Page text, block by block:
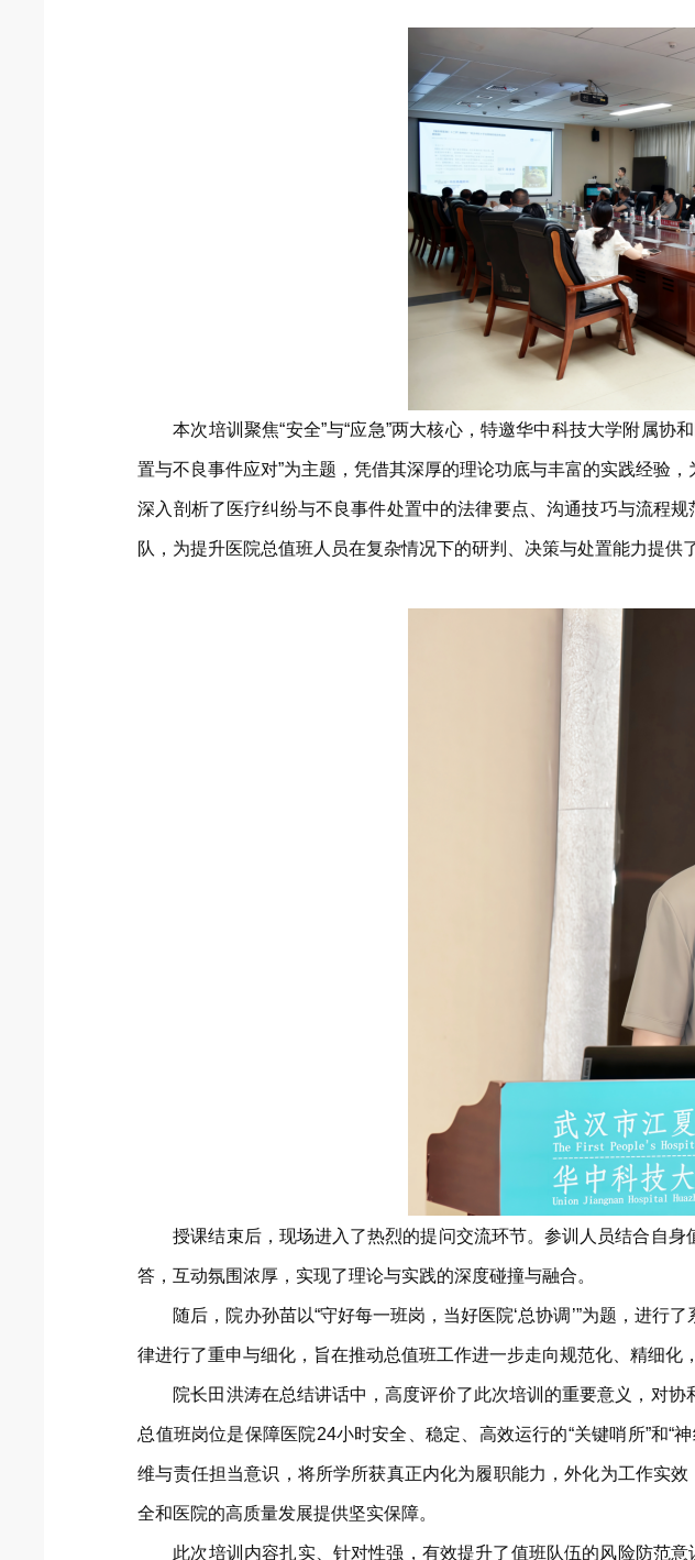
本次培训聚焦“安全”与“应急”两大核心，特邀华中科技大学附属
置与不良事件应对”为主题，凭借其深厚的理论功底与丰富的实践经验
深入剖析了医疗纠纷与不良事件处置中的法律要点、沟通技巧与流程
队，为提升医院总值班人员在复杂情况下的研判、决策与处置能力提供
授课结束后，现场进入了热烈的提问交流环节。参训人员结合自
答，互动氛围浓厚，实现了理论与实践的深度碰撞与融合。
随后，院办孙苗以“守好每一班岗，当好医院‘总协调’”为题，进
律进行了重申与细化，旨在推动总值班工作进一步走向规范化、精细化
院长田洪涛在总结讲话中，高度评价了此次培训的重要意义，对
总值班岗位是保障医院24小时安全、稳定、高效运行的“关键哨所”和
维与责任担当意识，将所学所获真正内化为履职能力，外化为工作实
全和医院的高质量发展提供坚实保障。
此次培训内容扎实、针对性强，有效提升了值班队伍的风险防范